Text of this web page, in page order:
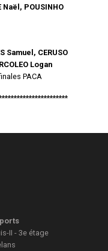
Naël, POUSINHO
Samuel, CERUSO
Logan
PACA
II - 3e étage